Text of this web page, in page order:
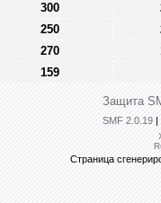
300
250
270
159
Защита
SMF 2.0.19 |
Страница